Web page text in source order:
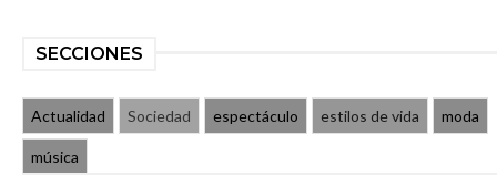
SECCIONES
Actualidad Sociedad espectáculo estilos de vida moda
música